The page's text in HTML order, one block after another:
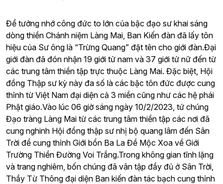
Để tưởng nhớ công đức to lớn của bậc đạo sư khai sáng
dòng thiền Chánh niệm Làng Mai, Ban Kiến đàn đã lấy tôn
hiệu của Sư ông là “Trừng Quang” đặt tên cho giới đàn.Đại
giới đàn đã đón nhận 19 giới tử nam và 37 giới tử nữ đến từ
các trung tâm thiền tập trực thuộc Làng Mai. Đặc biệt, Hội
đồng Thập sư kỳ này đa số là các bậc tôn đức được cung
thỉnh từ Việt Nam đại diện cả 3 miền cũng như các hệ phái
Phật giáo.Vào lúc 06 giờ sáng ngày 10/2/2023, tứ chúng
Đạo tràng Làng Mai từ các trung tâm thiền tập các nơi đã
cung nghinh Hội đồng thập sư nhị bộ quang lâm đến Sân
Trời để cung thỉnh Giới bổn Ba La Đề Mộc Xoa về Giới
Trường Thiền Đường Voi Trắng.Trong không gian tĩnh lặng
và trang nghiêm, bốn chúng đã vân tập đầy đủ ở Sân Trời,
Thầy Từ Thông đại diện Ban kiến đàn tác bạch cung thỉnh